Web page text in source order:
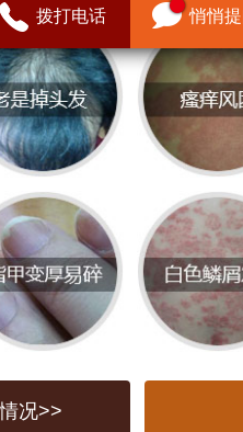
在干燥的气候或
，容易出现瘙痒。
：接触某些化学
反应，出现瘙痒
湿疹、银屑病、
况>>
拨打电话 悄悄